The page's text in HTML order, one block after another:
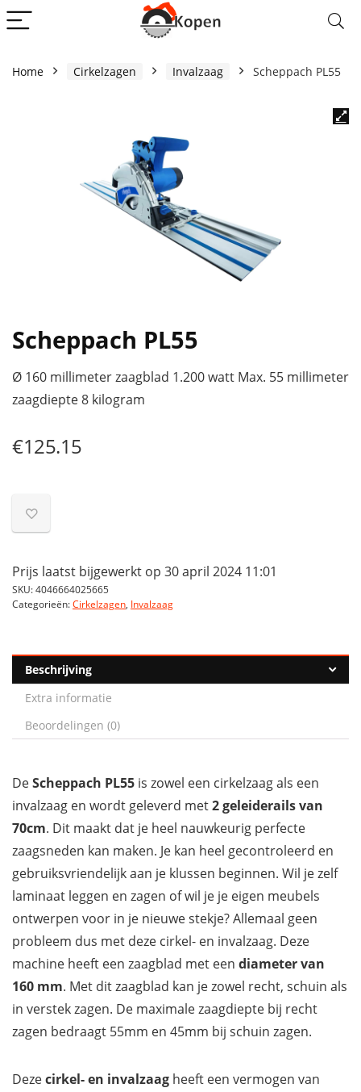
Home Cirkelzagen Invalzaag Scheppach PL55
Scheppach PL55
Ø 160 millimeter zaagblad 1.200 watt Max. 55 millimeter
zaagdiepte 8 kilogram
€125.15
Prijs laatst bijgewerkt op 30 april 2024 11:01
SKU:4046664025665
Categorieën:Cirkelzagen, Invalzaag
Beschrijving
Extra informatie
Beoordelingen (0)
DeScheppach PL55 is zowel een cirkelzaag als een
invalzaag en wordt geleverd met2 geleiderails van
70cm. Dit maakt dat je heel nauwkeurig perfecte
zaagsneden kan maken. Je kan heel gecontroleerd en
gebruiksvriendelijk aan je klussen beginnen. Wil je zelf
laminaat leggen en zagen of wil je je eigen meubels
ontwerpen voor in je nieuwe stekje? Allemaal geen
probleem dus met deze cirkel- en invalzaag. Deze
machine heeft een zaagblad met een diameter van
160 mm. Met dit zaagblad kan je zowel recht, schuin als
in verstek zagen. De maximale zaagdiepte bij recht
zagen bedraagt 55mm en 45mm bij schuin zagen.
Dezecirkel- en invalzaag heeft een vermogen van